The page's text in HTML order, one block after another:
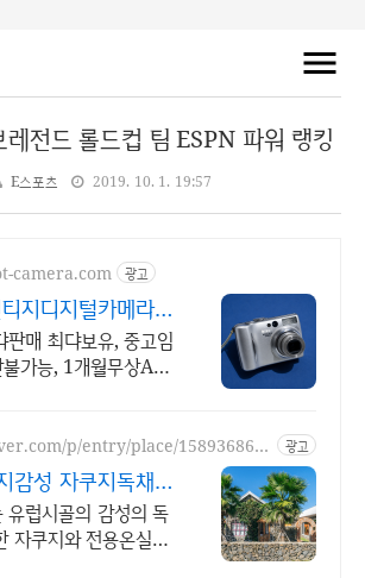
전드 롤드컵 팀 ESPN 파워 랭킹
E스포츠 2019. 10. 1. 19:57
camera.com 광고
지디지털카메라
지털카메라
판매 최댜보유, 중고임
가능, 1개월무상A/S
p/entry/place/158936865
광고
감성 자쿠지독채
행, 유럽감성
유럽시골의 감성의 독
자쿠지와 전용온실바